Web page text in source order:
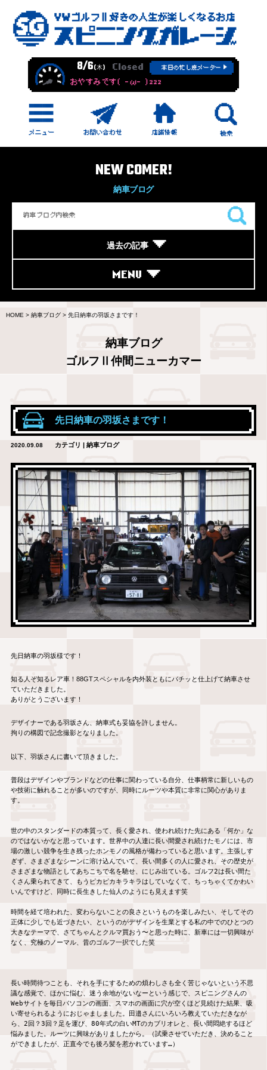
8/6(木) Closed 本日の忙し度メーター
おやすみです( -ω- )zzz
NEW COMER!
納車ブログ
過去の記事
MENU
HOME > 納車ブログ > 先日納車の羽坂さまです！
納車ブログ
ゴルフⅡ仲間ニューカマー
先日納車の羽坂さまです！
2020.09.08 カテゴリ | 納車ブログ
先日納車の羽坂様です！
知る人ぞ知るレア車！88GTスペシャルを内外装ともにバチッと仕上げて納車させ
ていただきました。
ありがとうございます！
デザイナーである羽坂さん、納車式も妥協を許しません。
拘りの構図で記念撮影となりました。
以下、羽坂さんに書いて頂きました。
普段はデザインやブランドなどの仕事に関わっている自分、仕事柄常に新しいもの
や技術に触れることが多いのですが、同時にルーツや本質に非常に関心がありま
す。
世の中のスタンダードの本質って、長く愛され、使われ続けた先にある「何か」な
のではないかなと思っています。世界中の人達に長い間愛され続けたモノには、市
場の激しい競争を生き残ったホンモノの風格が備わっていると思います。主張しす
ぎず、さまざまなシーンに溶け込んでいて、長い間多くの人に愛され、その歴史が
さまざまな物語としてあちこちで名を馳せ、にじみ出ている。ゴルフ2は長い間た
くさん乗られてきて、もうピカピカキラキラはしていなくて、ちっちゃくてかわい
いんですけど、同時に長生きした仙人のようにも見えます笑
時間を経て培われた、変わらないことの良さというものを楽しみたい、そしてその
正体に少しでも近づきたい、というのがデザインを生業とする私の中でのひとつの
大きなテーマで、さてちゃんとクルマ買おう〜と思った時に、新車には一切興味が
なく、究極のノーマル、昔のゴルフ一択でした笑
長い時間待つことも、それを手にするための煩わしさも全く苦じゃないという不思
議な感覚で、ほかに悩む、迷う余地がないなーという感じで、スピニングさんの
Webサイトを毎日パソコンの画面、スマホの画面に穴が空くほど見続けた結果、吸
い寄せられるようにおじゃましました。田邉さんにいろいろ教えていただきなが
ら、2回？3回？足を運び、80年式の白いMTのカブリオレと、長い間悶絶するほど
悩みました。ルーツに興味がありましたから。（試乗させていただき、決めること
ができましたが、正直今でも後ろ髪を惹かれています…）